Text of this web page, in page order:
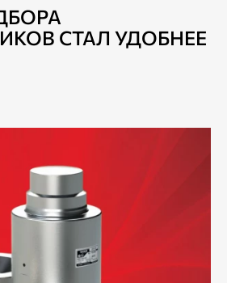
СТАЛ УДОБНЕЕ